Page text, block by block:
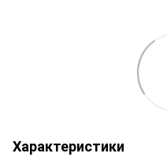
Характеристики